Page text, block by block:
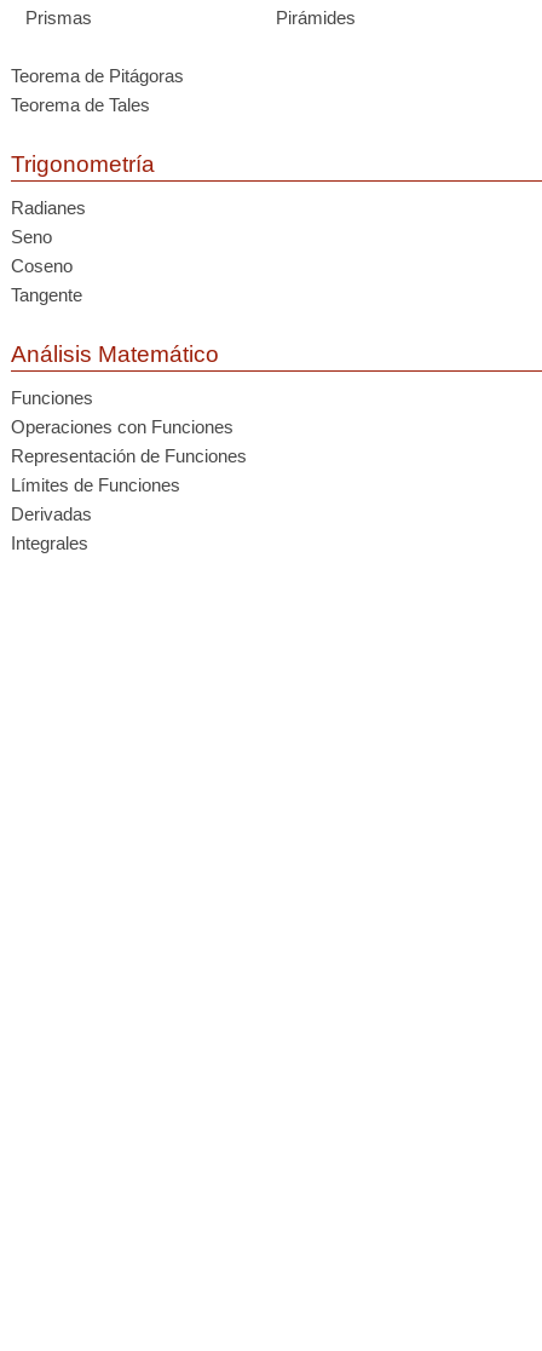
Prismas
Pirámides
Teorema de Pitágoras
Teorema de Tales
Trigonometría
Radianes
Seno
Coseno
Tangente
Análisis Matemático
Funciones
Operaciones con Funciones
Representación de Funciones
Límites de Funciones
Derivadas
Integrales